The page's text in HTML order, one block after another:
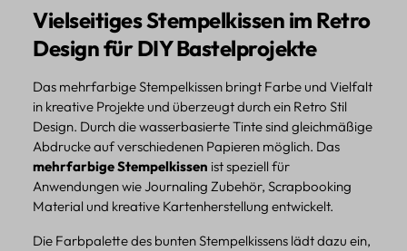
Vielseitiges Stempelkissen im Retro
Design für DIY Bastelprojekte
Das mehrfarbige Stempelkissen bringt Farbe und Vielfalt
in kreative Projekte und überzeugt durch ein Retro Stil
Design. Durch die wasserbasierte Tinte sind gleichmäßige
Abdrucke auf verschiedenen Papieren möglich. Das
mehrfarbige Stempelkissen ist speziell für
Anwendungen wie Journaling Zubehör, Scrapbooking
Material und kreative Kartenherstellung entwickelt.
Die Farbpalette des bunten Stempelkissens lädt dazu ein,